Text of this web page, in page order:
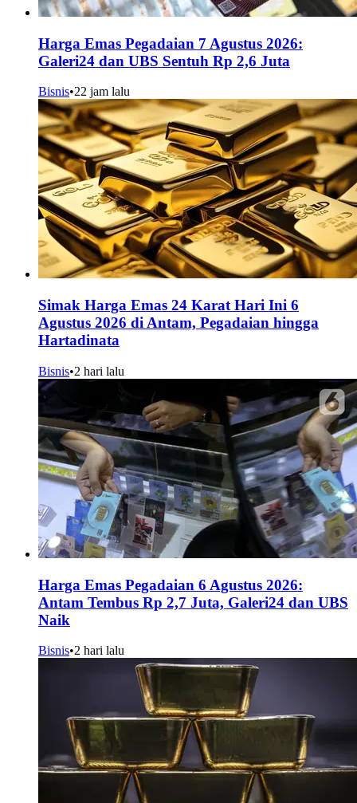
Harga Emas Pegadaian 7 Agustus 2026:
Galeri24 dan UBS Sentuh Rp 2,6 Juta
Bisnis•22 jam lalu
Simak Harga Emas 24 Karat Hari Ini 6
Agustus 2026 di Antam, Pegadaian hingga
Hartadinata
Bisnis•2 hari lalu
Harga Emas Pegadaian 6 Agustus 2026:
Antam Tembus Rp 2,7 Juta, Galeri24 dan UBS
Naik
Bisnis•2 hari lalu